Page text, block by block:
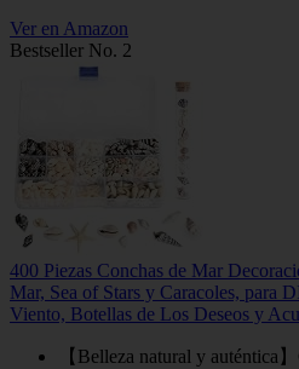
Ver en Amazon
Bestseller No. 2
400 Piezas Conchas de Mar
Mar, Sea of Stars y Caracoles, para
Viento, Botellas de Los Deseos y
【Belleza natural y auténtica